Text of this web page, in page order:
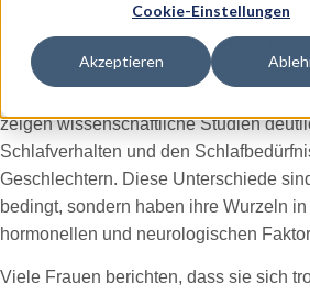
Cookie-Einstellungen
Akzeptieren
Die Frage, ob Frauen mehr Schlaf
beschäftigt Forscherinnen und
die Antwort nicht so einfach ist wie ein
zeigen wissenschaftliche Studien
Schlafverhalten und den
Geschlechtern. Diese Unterschiede
bedingt, sondern haben ihre Wurzeln
hormonellen und neurologischen
Viele Frauen berichten, dass sie sich